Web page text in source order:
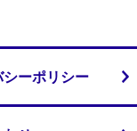
シーポリシー